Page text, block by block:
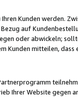
Kunden werden.
auf
oder abwickeln;
Kunden mitteilen,
Ihrer Website gegen